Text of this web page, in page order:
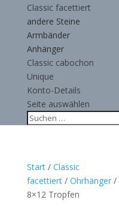
Classic facettiert
andere Steine
Armbänder
Anhänger
Classic cabochon
Unique
Konto-Details
Seite auswählen
Start/ Classic
facettiert/ Ohrhänger/
8×12 Tropfen